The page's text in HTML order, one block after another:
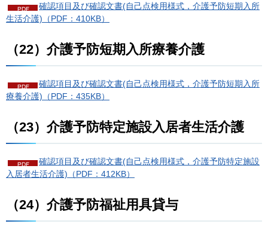
確認項目及び確認文書(自己点検用様式，介護予防短期入所
生活介護)（PDF：410KB）
（22）介護予防短期入所療養介護
確認項目及び確認文書(自己点検用様式，介護予防短期入所
療養介護)（PDF：435KB）
（23）介護予防特定施設入居者生活介護
確認項目及び確認文書(自己点検用様式，介護予防特定施設
入居者生活介護)（PDF：412KB）
（24）介護予防福祉用具貸与